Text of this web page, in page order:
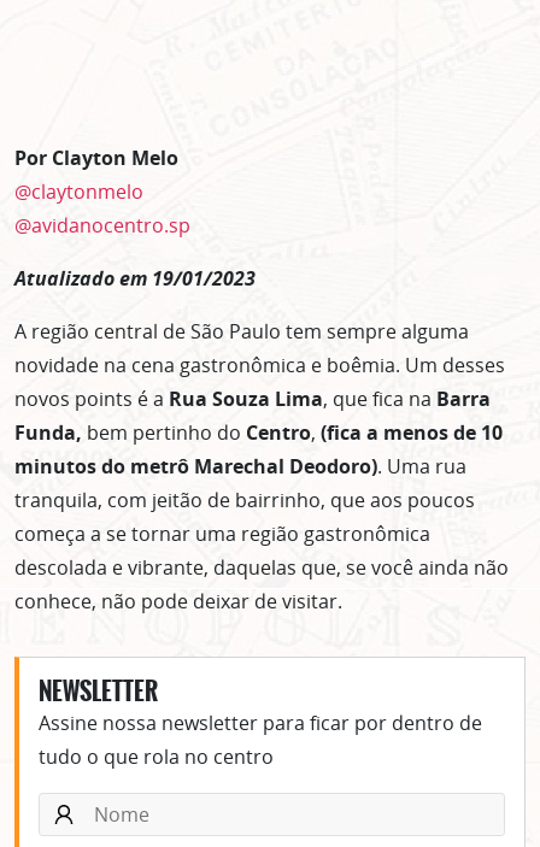
Por Clayton Melo
@claytonmelo
@avidanocentro.sp
Atualizado em 19/01/2023
A região central de São Paulo tem sempre alguma
novidade na cena gastronômica e boêmia. Um desses
novos points é a Rua Souza Lima, que fica na Barra
Funda, bem pertinho do Centro, (fica a menos de 10
minutos do metrô Marechal Deodoro). Uma rua
tranquila, com jeitão de bairrinho, que aos poucos
começa a se tornar uma região gastronômica
descolada e vibrante, daquelas que, se você ainda não
conhece, não pode deixar de visitar.
NEWSLETTER
Assine nossa newsletter para ficar por dentro de
tudo o que rola no centro